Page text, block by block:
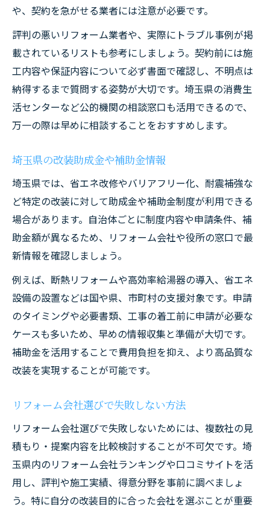
や、契約を急がせる業者には注意が必要です。
評判の悪いリフォーム業者や、実際にトラブル事例が掲
載されているリストも参考にしましょう。契約前には施
工内容や保証内容について必ず書面で確認し、不明点は
納得するまで質問する姿勢が大切です。埼玉県の消費生
活センターなど公的機関の相談窓口も活用できるので、
万一の際は早めに相談することをおすすめします。
埼玉県の改装助成金や補助金情報
埼玉県では、省エネ改修やバリアフリー化、耐震補強な
ど特定の改装に対して助成金や補助金制度が利用できる
場合があります。自治体ごとに制度内容や申請条件、補
助金額が異なるため、リフォーム会社や役所の窓口で最
新情報を確認しましょう。
例えば、断熱リフォームや高効率給湯器の導入、省エネ
設備の設置などは国や県、市町村の支援対象です。申請
のタイミングや必要書類、工事の着工前に申請が必要な
ケースも多いため、早めの情報収集と準備が大切です。
補助金を活用することで費用負担を抑え、より高品質な
改装を実現することが可能です。
リフォーム会社選びで失敗しない方法
リフォーム会社選びで失敗しないためには、複数社の見
積もり・提案内容を比較検討することが不可欠です。埼
玉県内のリフォーム会社ランキングや口コミサイトを活
用し、評判や施工実績、得意分野を事前に調べましょ
う。特に自分の改装目的に合った会社を選ぶことが重要